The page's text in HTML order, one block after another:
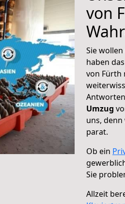
von
Sie
haben das
von Fürth
Umzug
uns,
parat.
Ob ein
Sie
Allzeit